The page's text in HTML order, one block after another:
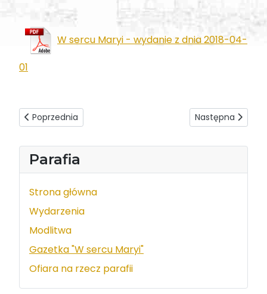
Parafia
Strona główna
Wydarzenia
Modlitwa
Gazetka "W sercu Maryi"
Ofiara na rzecz parafii
W sercu Maryi - wydanie z dnia 2018-04-
01
Poprzednia strona: W sercu Maryi - wydanie z dnia 2018-
Poprzednia Następna
Następna